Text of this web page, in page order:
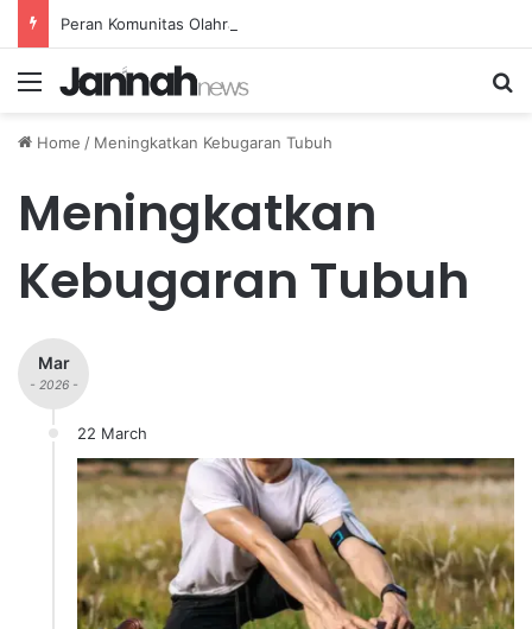
Menu
Home / Meningkatkan Kebugaran Tubuh
Meningkatkan
Kebugaran Tubuh
Mar
- 2026 -
22 March